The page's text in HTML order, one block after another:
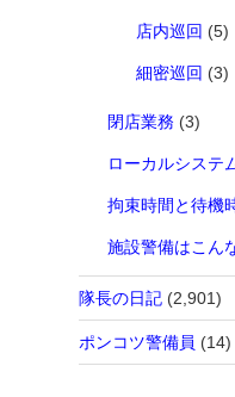
店内巡回 (5)
細密巡回 (3)
閉店業務 (3)
ローカルシステ
拘束時間と待機
施設警備はこん
隊長の日記(2,901)
ポンコツ警備員 (14)